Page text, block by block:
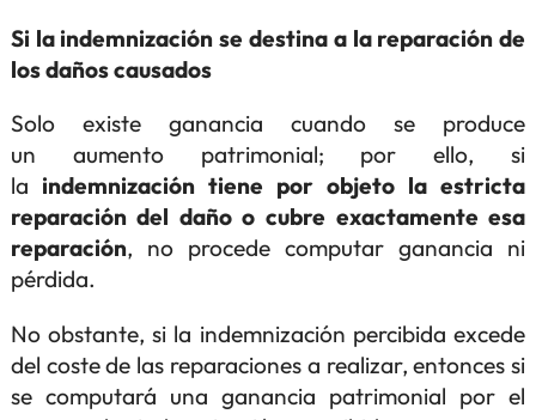
Si la indemnización se destina a la reparación de
los daños causados
Solo existe ganancia cuando se produce
un aumento patrimonial; por ello, si
la indemnización tiene por objeto la estricta
reparación del daño o cubre exactamente esa
reparación, no procede computar ganancia ni
pérdida.
No obstante, si la indemnización percibida excede
del coste de las reparaciones a realizar, entonces si
se computará una ganancia patrimonial por el